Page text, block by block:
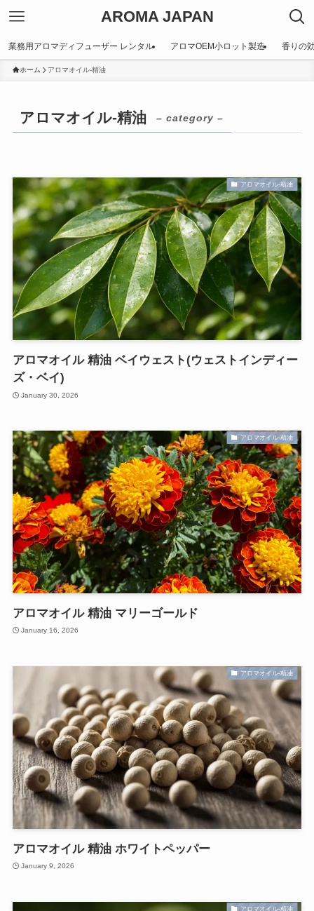
AROMA JAPAN
業務用アロマディフューザー レンタル アロマOEM小ロット製造 香りの
ホーム アロマオイル-精油
アロマオイル-精油 – category –
アロマオイル-精油
アロマオイル 精油 ベイウェスト(ウェストインディー
ズ・ベイ)
January 30, 2026
アロマオイル-精油
アロマオイル 精油 マリーゴールド
January 16, 2026
アロマオイル-精油
アロマオイル 精油 ホワイトペッパー
January 9, 2026
アロマオイル-精油